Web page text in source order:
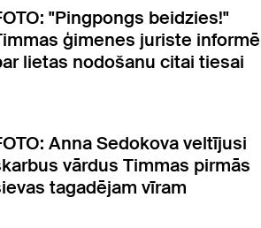
"Pingpongs beidzies!"
ģimenes juriste informē
lietas nodošanu citai tiesai
Anna Sedokova veltījusi
vārdus Timmas pirmās
tagadējam vīram